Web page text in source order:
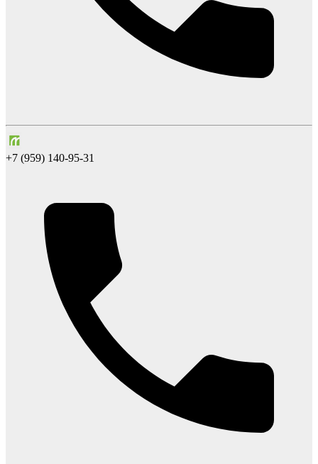
+7 (959) 140-95-31